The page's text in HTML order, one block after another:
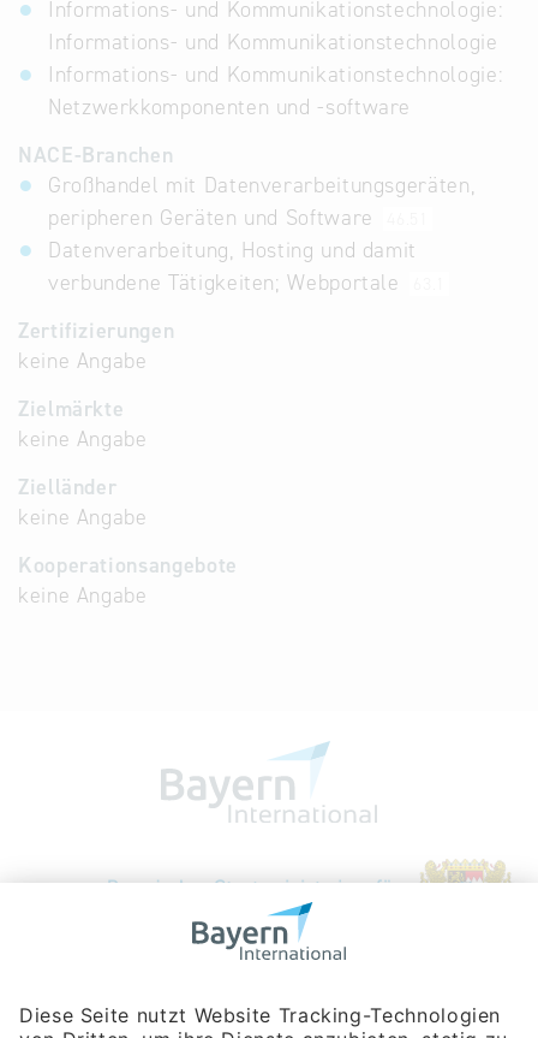
Informations- und Kommunikationstechnologie:
Informations- und Kommunikationstechnologie
Informations- und Kommunikationstechnologie:
Netzwerkkomponenten und -software
NACE-Branchen
Großhandel mit Datenverarbeitungsgeräten,
peripheren Geräten und Software
Datenverarbeitung, Hosting und damit
verbundene Tätigkeiten; Webportale
Zertifizierungen
keine Angabe
Zielmärkte
keine Angabe
Zielländer
keine Angabe
Kooperationsangebote
keine Angabe
Bayerische Gesellschaft für Internationale
Rosenheimer Str. 143C